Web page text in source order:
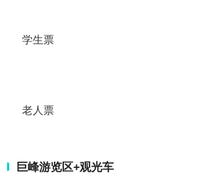
学生票
老人票
巨峰游览区+观光车